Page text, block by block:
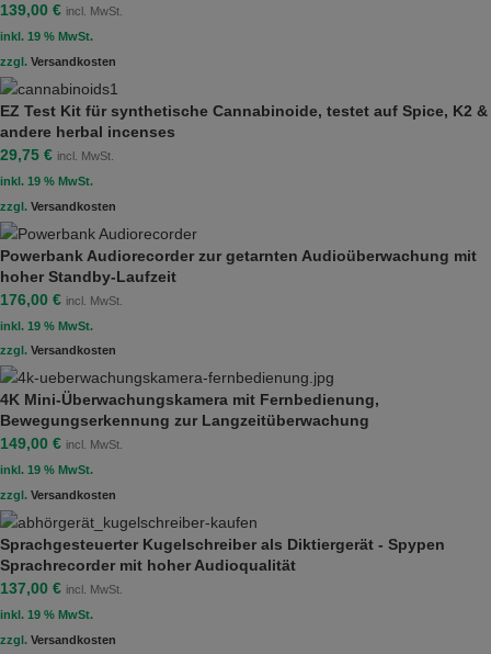
139,00 € incl. MwSt.
inkl. 19 % MwSt.
zzgl. Versandkosten
EZ Test Kit für synthetische Cannabinoide, testet auf Spice, K2 &
andere herbal incenses
29,75 € incl. MwSt.
inkl. 19 % MwSt.
zzgl. Versandkosten
Powerbank Audiorecorder zur getarnten Audioüberwachung mit
hoher Standby-Laufzeit
176,00 € incl. MwSt.
inkl. 19 % MwSt.
zzgl. Versandkosten
4K Mini-Überwachungskamera mit Fernbedienung,
Bewegungserkennung zur Langzeitüberwachung
149,00 € incl. MwSt.
inkl. 19 % MwSt.
zzgl. Versandkosten
Sprachgesteuerter Kugelschreiber als Diktiergerät - Spypen
Sprachrecorder mit hoher Audioqualität
137,00 € incl. MwSt.
inkl. 19 % MwSt.
zzgl. Versandkosten